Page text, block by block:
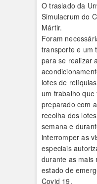
O traslado da
Simulacrum do
Mártir.
Foram
transporte e um
para se realizar
lotes de
um trabalho
preparado com
recolha dos
semana e
interromper as
especiais
durante as mais
estado de
Covid 19.